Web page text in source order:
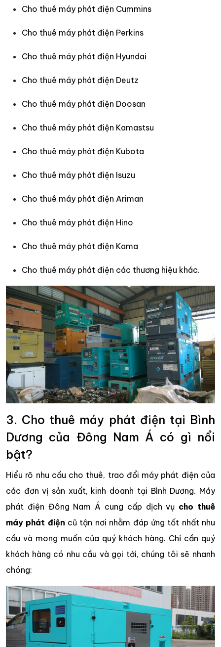
Cho thuê máy phát điện Cummins
Cho thuê máy phát điện Perkins
Cho thuê máy phát điện Hyundai
Cho thuê máy phát điện Deutz
Cho thuê máy phát điện Doosan
Cho thuê máy phát điện Kamastsu
Cho thuê máy phát điện Kubota
Cho thuê máy phát điện Isuzu
Cho thuê máy phát điện Ariman
Cho thuê máy phát điện Hino
Cho thuê máy phát điện Kama
Cho thuê máy phát điện các thương hiệu khác.
3. Cho thuê máy phát điện tại Bình
Dương của Đông Nam Á có gì nổi
bật?
Hiểu rõ nhu cầu cho thuê, trao đổi máy phát điện của
các đơn vị sản xuất, kinh doanh tại Bình Dương. Máy
phát điện Đông Nam Á cung cấp dịch vụ cho thuê
máy phát điện cũ tận nơi nhằm đáp ứng tốt nhất nhu
cầu và mong muốn của quý khách hàng. Chỉ cần quý
khách hàng có nhu cầu và gọi tới, chúng tôi sẽ nhanh
chóng: